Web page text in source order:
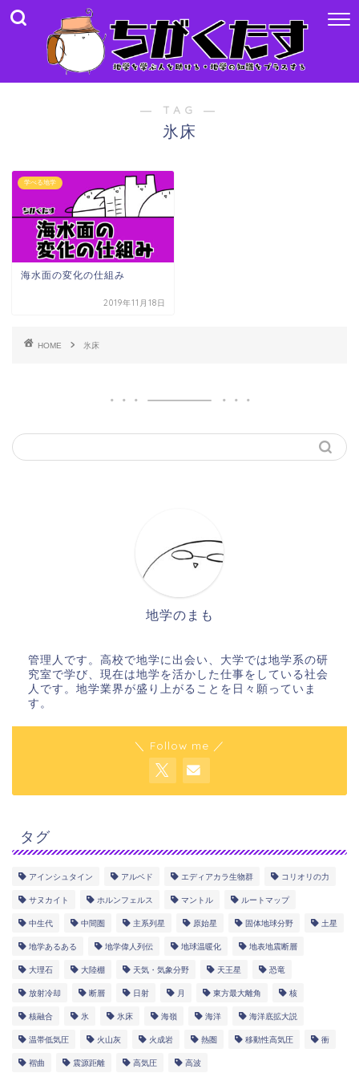
― TAG ―
氷床
学べる地学
海水面の変化の仕組み
2019年11月18日
HOME 氷床
地学のまも
管理人です。高校で地学に出会い、大学では地学系の研
究室で学び、現在は地学を活かした仕事をしている社会
人です。地学業界が盛り上がることを日々願っていま
す。
＼ Follow me ／
タグ
アインシュタイン アルベド エディアカラ生物群 コリオリの力
サヌカイト ホルンフェルス マントル ルートマップ
中生代 中間圏 主系列星 原始星 固体地球分野 土星
地学あるある 地学偉人列伝 地球温暖化 地表地震断層
大理石 大陸棚 天気・気象分野 天王星 恐竜
放射冷却 断層 日射 月 東方最大離角 核
核融合 氷 氷床 海嶺 海洋 海洋底拡大説
温帯低気圧 火山灰 火成岩 熱圏 移動性高気圧 衝
褶曲 震源距離 高気圧 高波